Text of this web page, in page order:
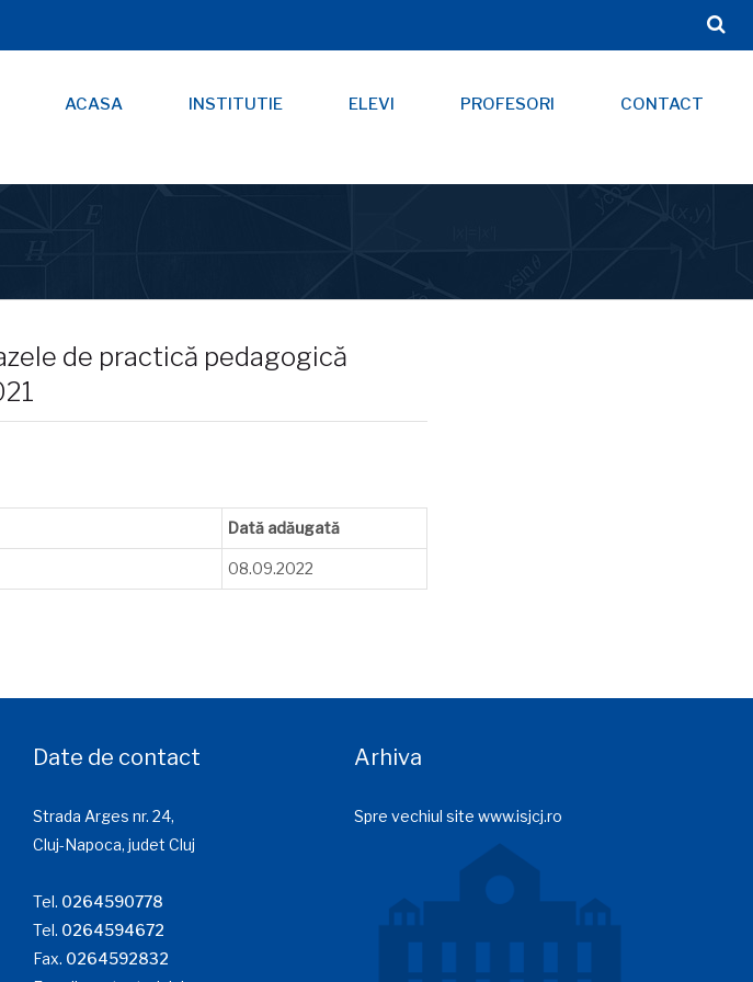
ACASA INSTITUTIE ELEVI PROFESORI CONTACT
de practică pedagogică
Dată adăugată
08.09.2022
Date de contact
Strada Arges nr. 24,
Cluj-Napoca, judet Cluj
Tel. 0264590778
Tel. 0264594672
Fax. 0264592832
Arhiva
Spre vechiul site www.isjcj.ro